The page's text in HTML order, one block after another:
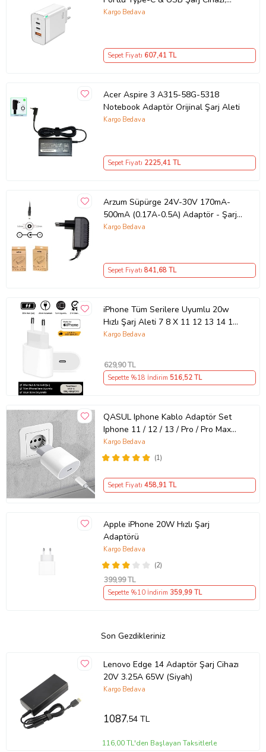
GaN Teknolojili 65W Hızlı Şarj Cihazı
Adaptörü – Type-C ve USB Çıkışlı,
Evrensel 65W Duvar Tipi Şarj
Kargo Bedava
Sepet Fiyatı 607,41 TL
Acer Aspire 3 A315-58G-5318
Notebook Adaptör Orijinal Şarj Aleti
Kargo Bedava
Sepet Fiyatı 2225,41 TL
Arzum Süpürge 24V-30V 170mA-
500mA (0.17A-0.5A) Adaptör - Şarj
Aleti RETRO
Kargo Bedava
Sepet Fiyatı 841,68 TL
iPhone Tüm Serilere Uyumlu 20w
Hızlı Şarj Aleti 7 8 X 11 12 13 14 15
16 İçin Type-C Girişli Adaptör
Kargo Bedava
629,90 TL
Sepette %18 İndirim 516,52 TL
QASUL Iphone Kablo Adaptör Set
Iphone 11 / 12 / 13 / Pro / Pro Max
Uyumlu Şarj Aleti Seti
(1)
Kargo Bedava
Sepet Fiyatı 458,91 TL
Apple iPhone 20W Hızlı Şarj
Adaptörü
(2)
Kargo Bedava
399,99 TL
Sepette %10 İndirim 359,99 TL
Son Gezdikleriniz
Lenovo Edge 14 Adaptör Şarj Cihazı
20V 3.25A 65W (Siyah)
Kargo Bedava
1087,54 TL
116,00 TL'den Başlayan Taksitlerle